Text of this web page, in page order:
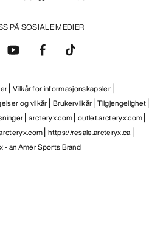
PÅ SOSIALE MEDIER
Vilkår for informasjonskapsler
og vilkår Brukervilkår Tilgjengelighet
arcteryx.com outlet.arcteryx.com
https://resale.arcteryx.ca
- an Amer Sports Brand